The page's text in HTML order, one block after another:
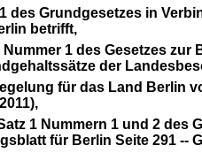
des Grundgesetzes in
betrifft,
Nummer 1 des Gesetzes
der
für das Land Berlin
1 Nummern 1 und 2
für Berlin Seite 291